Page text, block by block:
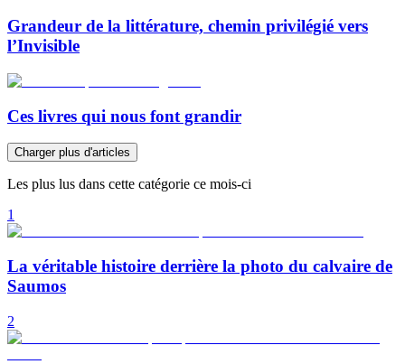
Grandeur de la littérature, chemin privilégié vers
l’Invisible
Ces livres qui nous font grandir
Charger plus d'articles
Les plus lus dans cette catégorie ce mois-ci
1
La véritable histoire derrière la photo du calvaire de
Saumos
2